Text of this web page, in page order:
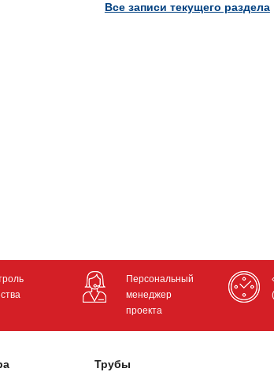
Все записи текущего раздела
Персональный
менеджер
проекта
Трубы